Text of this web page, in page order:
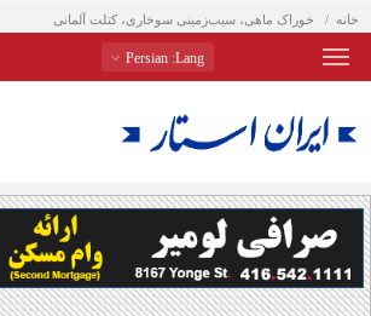
خانه خوراک ماهی، سیب‌زمینی سوخاری، ‌کتلت ‌آلمانی
Lang
: Persian